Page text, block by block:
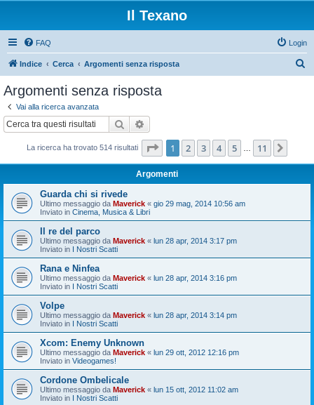
Il Texano
FAQ Login
Indice Cerca Argomenti senza risposta
Argomenti senza risposta
Vai alla ricerca avanzata
Cerca
La ricerca ha trovato 514 risultati Pagina di 11
1 2 3 4 5 11
Argomenti
Guarda chi si rivede
Ultimo messaggio da Maverick « gio 29 mag, 2014 10:56 am
Inviato in Cinema, Musica & Libri
Il re del parco
Ultimo messaggio da Maverick « lun 28 apr, 2014 3:17 pm
Inviato in I Nostri Scatti
Rana e Ninfea
Ultimo messaggio da Maverick « lun 28 apr, 2014 3:16 pm
Inviato in I Nostri Scatti
Volpe
Ultimo messaggio da Maverick « lun 28 apr, 2014 3:14 pm
Inviato in I Nostri Scatti
Xcom: Enemy Unknown
Ultimo messaggio da Maverick « lun 29 ott, 2012 12:16 pm
Inviato in Videogames!
Cordone Ombelicale
Ultimo messaggio da Maverick « lun 15 ott, 2012 11:02 am
Inviato in I Nostri Scatti